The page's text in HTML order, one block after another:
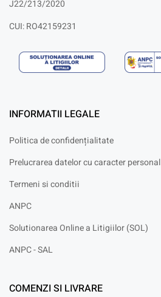
J22/213/2020
CUI: RO42159231
INFORMATII LEGALE
Politica de confidențialitate
Prelucrarea datelor cu caracter personal
Termeni si conditii
ANPC
Solutionarea Online a Litigiilor (SOL)
ANPC - SAL
COMENZI SI LIVRARE